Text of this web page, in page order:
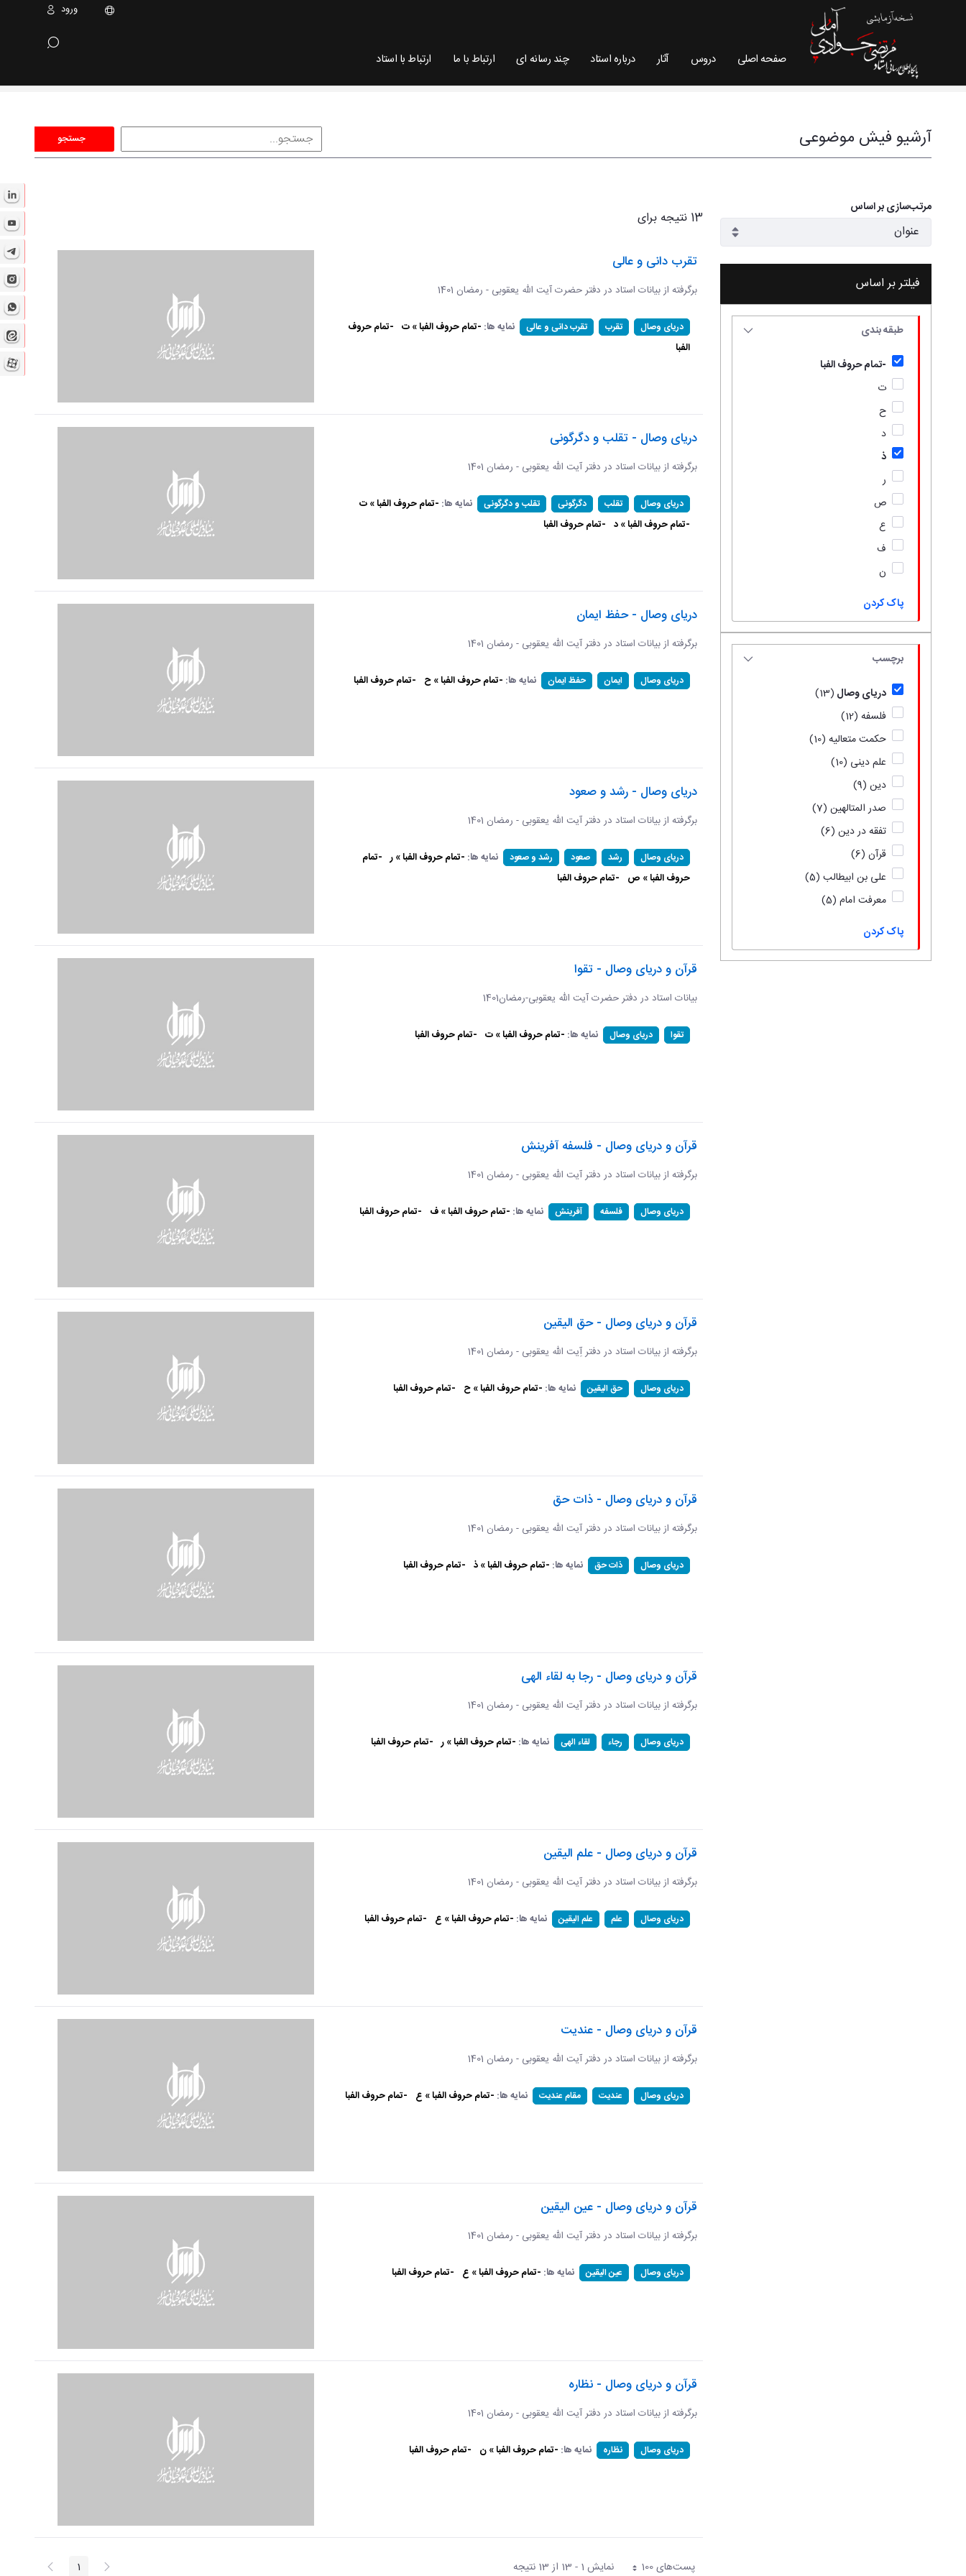
ورود
صفحه اصلی دروس آثار درباره استاد چند رسانه ای ارتباط با ما ارتباط با استاد
آرشیو فیش موضوعی
جستجو
مرتب‌سازی بر اساس
فیلتر بر اساس
طبقه بندی
-تمام حروف الفبا
ت
ح
د
ذ
ر
ص
ع
ف
ن
پاک کردن
برچسب
دریای وصال (13)
فلسفه (12)
حکمت متعالیه (10)
علم دینی (10)
دین (9)
صدر المتالهین (7)
تفقه در دین (6)
قرآن (6)
علی بن ابیطالب (5)
معرفت امام (5)
پاک کردن
13 نتیجه برای
تقرب دانی و عالی
برگرفته از بیانات استاد در دفتر حضرت آیت الله یعقوبی - رمضان 1401
دریای وصال تقرب تقرب دانی و عالی نمایه ها: -تمام حروف الفبا » ت -تمام حروف
الفبا
دریای وصال - تقلب و دگرگونی
برگرفته از بیانات استاد در دفتر آیت الله یعقوبی - رمضان 1401
دریای وصال تقلب دگرگونی تقلب و دگرگونی نمایه ها: -تمام حروف الفبا » ت
-تمام حروف الفبا » د -تمام حروف الفبا
دریای وصال - حفظ ایمان
برگرفته از بیانات استاد در دفتر آیت الله یعقوبی - رمضان 1401
دریای وصال ایمان حفظ ایمان نمایه ها: -تمام حروف الفبا » ح -تمام حروف الفبا
دریای وصال - رشد و صعود
برگرفته از بیانات استاد در دفتر آیت الله یعقوبی - رمضان 1401
دریای وصال رشد صعود رشد و صعود نمایه ها: -تمام حروف الفبا » ر -تمام
حروف الفبا » ص -تمام حروف الفبا
قرآن و دریای وصال - تقوا
بیانات استاد در دفتر حضرت آیت الله یعقوبی-رمضان1401
تقوا دریای وصال نمایه ها: -تمام حروف الفبا » ت -تمام حروف الفبا
قرآن و دریای وصال - فلسفه آفرینش
برگرفته از بیانات استاد در دفتر آیت الله یعقوبی - رمضان 1401
دریای وصال فلسفه آفرینش نمایه ها: -تمام حروف الفبا » ف -تمام حروف الفبا
قرآن و دریای وصال - حق الیقین
برگرفته از بیانات استاد در دفتر آِیت الله یعقوبی - رمضان 1401
دریای وصال حق الیقین نمایه ها: -تمام حروف الفبا » ح -تمام حروف الفبا
قرآن و دریای وصال - ذات حق
برگرفته از بیانات استاد در دفتر آیت الله یعقوبی - رمضان 1401
دریای وصال ذات حق نمایه ها: -تمام حروف الفبا » ذ -تمام حروف الفبا
قرآن و دریای وصال - رجا به لقاء الهی
برگرفته از بیانات استاد در دفتر آیت الله یعقوبی - رمضان 1401
دریای وصال رجاء لقاء الهی نمایه ها: -تمام حروف الفبا » ر -تمام حروف الفبا
قرآن و دریای وصال - علم الیقین
برگرفته از بیانات استاد در دفتر آیت الله یعقوبی - رمضان 1401
دریای وصال علم علم الیقین نمایه ها: -تمام حروف الفبا » ع -تمام حروف الفبا
قرآن و دریای وصال - عندیت
برگرفته از بیانات استاد در دفتر آیت الله یعقوبی - رمضان 1401
دریای وصال عندیت مقام عندیت نمایه ها: -تمام حروف الفبا » ع -تمام حروف الفبا
قرآن و دریای وصال - عین الیقین
برگرفته از بیانات استاد در دفتر آیت الله یعقوبی - رمضان 1401
دریای وصال عین الیقین نمایه ها: -تمام حروف الفبا » ع -تمام حروف الفبا
قرآن و دریای وصال - نظاره
برگرفته از بیانات استاد در دفتر آیت الله یعقوبی - رمضان 1401
دریای وصال نظاره نمایه ها: -تمام حروف الفبا » ن -تمام حروف الفبا
پست‌‌های 100هر صفحه نمایش 1 - 13 از 13 نتیجه پیغام صفحه1 صفحه